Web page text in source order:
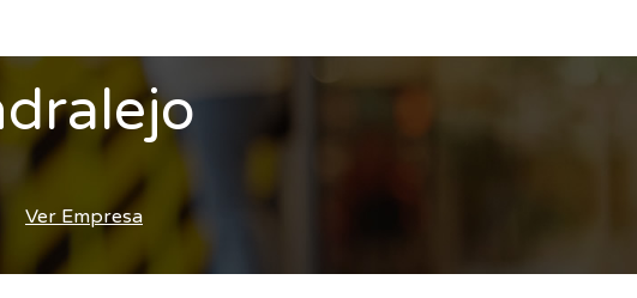
Ver Empresa